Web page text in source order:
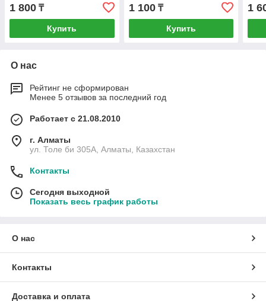
1 800 ₸
Купить
1 100₸
Купить
1
О нас
Рейтинг не сформирован
Менее 5 отзывов за последний год
Работает с 21.08.2010
г. Алматы
ул. Толе би 305А, Алматы, Казахстан
Контакты
Сегодня выходной
Показать весь график работы
О нас
Контакты
Доставка и оплата